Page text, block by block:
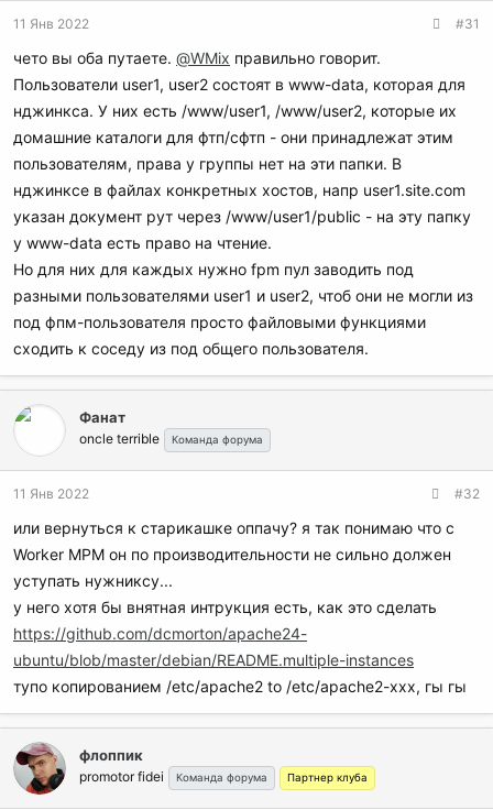
11 Янв 2022 #31
чето вы оба путаете. @WMix правильно говорит.
Пользователи user1, user2 состоят в www-data, которая для
нджинкса. У них есть /www/user1, /www/user2, которые их
домашние каталоги для фтп/сфтп - они принадлежат этим
пользователям, права у группы нет на эти папки. В
нджинксе в файлах конкретных хостов, напр user1.site.com
указан документ рут через /www/user1/public - на эту папку
у www-data есть право на чтение.
Но для них для каждых нужно fpm пул заводить под
разными пользователями user1 и user2, чтоб они не могли из
под фпм-пользователя просто файловыми функциями
сходить к соседу из под общего пользователя.
Фанат
oncle terrible Команда форума
11 Янв 2022 #32
или вернуться к старикашке оппачу? я так понимаю что с
Worker MPM он по производительности не сильно должен
уступать нужниксу...
у него хотя бы внятная интрукция есть, как это сделать
https://github.com/dcmorton/apache24-
ubuntu/blob/master/debian/README.multiple-instances
тупо копированием /etc/apache2 to /etc/apache2-xxx, гы гы
флоппик
promotor fidei Команда форума Партнер клуба